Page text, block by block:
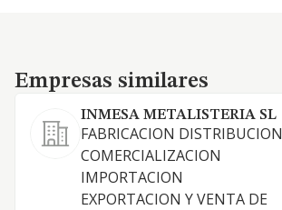
Empresas similares
Empresas similares
INMESA METALISTERIA SL
FABRICACION DISTRIBUCION
COMERCIALIZACION
IMPORTACION
EXPORTACION Y VENTA DE